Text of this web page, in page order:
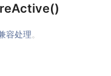
容处理。